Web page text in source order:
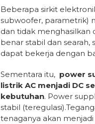
Beberapa sirkit
subwoofer, parametrik)
dan tidak menghasilkan
benar stabil dan
dapat bekerja dengan
Sementara itu, power
listrik AC menjadi DC
kebutuhan. Power
stabil
tenaganya akan